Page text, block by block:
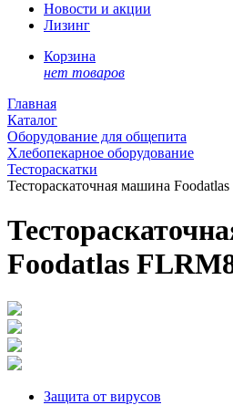
Новости и акции
Лизинг
Корзина
нет товаров
Главная
Каталог
Оборудование для общепита
Хлебопекарное оборудование
Тестораскатки
Тестораскаточная машина
Foodatlas
Защита от вирусов